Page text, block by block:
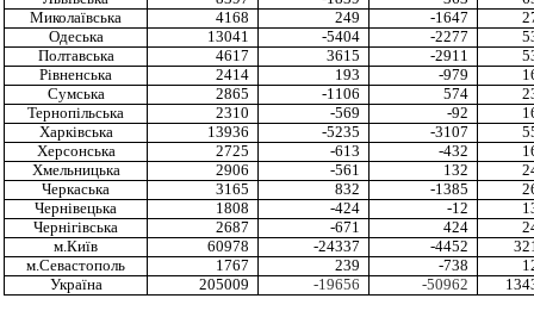
Миколаївська
4168 249 -1647
Одеська
13041 -5404 -2277
Полтавська
4617 3615 -2911
Рівненська
2414 193 -979
Сумська
2865 -1106 574
Тернопільська
2310 -569 -92
Харківська
13936 -5235 -3107
Херсонська
2725 -613 -432
Хмельницька
2906 -561 132
Черкаська
3165 832 -1385
Чернівецька
1808 -424 -12
Чернігівська
2687 -671 424
м.Київ
60978 -24337 -4452
м.Севастополь
1767 239 -738
Україна
205009 -19656 -50962